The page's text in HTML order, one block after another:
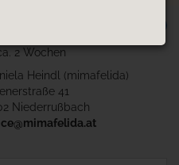
2 Wochen
Heindl (mimafelida)
41
Niederrußbach